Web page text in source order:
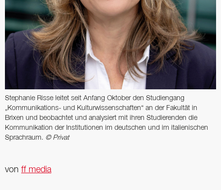
Stephanie Risse leitet seit Anfang Oktober den Studiengang
„Kommunikations- und Kulturwissenschaften“ an der Fakultät in
Brixen und beobachtet und analysiert mit ihren Studierenden die
Kommunikation der Institutionen im deutschen und im italienischen
Sprachraum. © Privat
von ff media